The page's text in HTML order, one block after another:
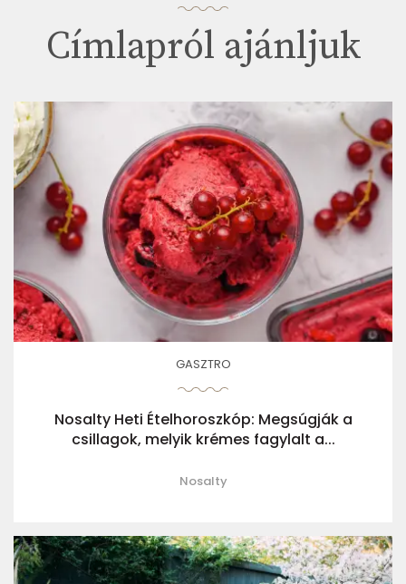
Címlapról ajánljuk
GASZTRO
Nosalty Heti Ételhoroszkóp: Megsúgják a
csillagok, melyik krémes fagylalt a...
Nosalty